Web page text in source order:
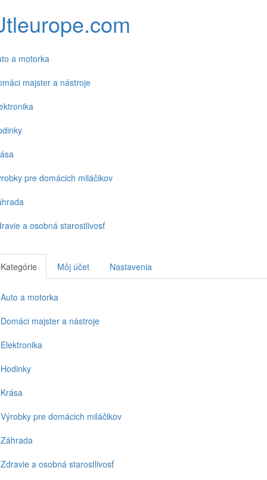
a motorka
majster a nástroje
pre domácich miláčikov
a osobná starostlivosť
Kategórie Môj účet Nastavenia
Auto a motorka
Domáci majster a nástroje
Elektronika
Hodinky
Krása
Výrobky pre domácich miláčikov
Záhrada
Zdravie a osobná starostlivosť